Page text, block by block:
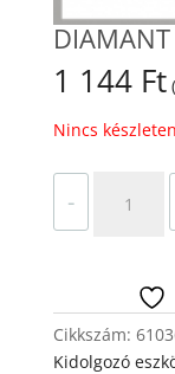
1 144 Ft (
Nincs
-
Cikkszám:
Kidolgozó